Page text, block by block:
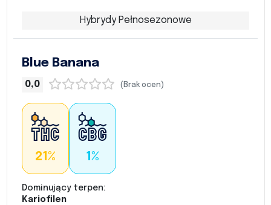
Hybrydy Pełnosezonowe
Blue Banana
0,0 (Brak ocen)
21% 1%
Dominujący terpen:
Kariofilen